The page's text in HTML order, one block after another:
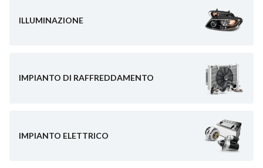
ILLUMINAZIONE
IMPIANTO DI RAFFREDDAMENTO
IMPIANTO ELETTRICO